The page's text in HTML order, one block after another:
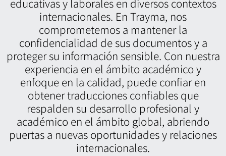
educativas y laborales en diversos contextos
internacionales. En Trayma, nos
comprometemos a mantener la
confidencialidad de sus documentos y a
proteger su información sensible. Con nuestra
experiencia en el ámbito académico y
enfoque en la calidad, puede confiar en
obtener traducciones confiables que
respalden su desarrollo profesional y
académico en el ámbito global, abriendo
puertas a nuevas oportunidades y relaciones
internacionales.